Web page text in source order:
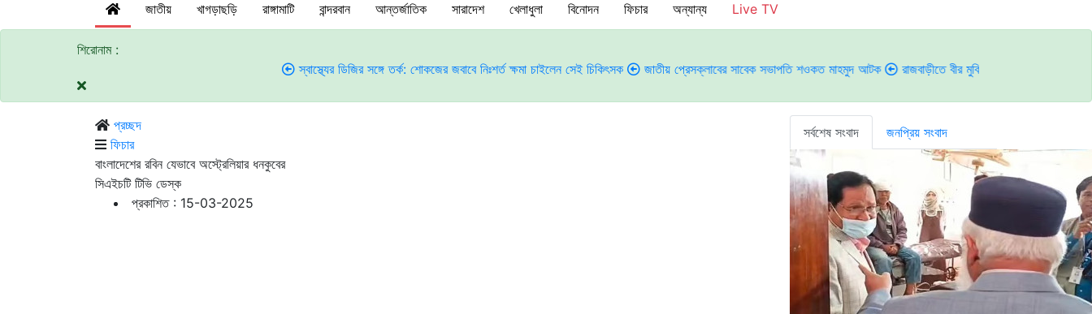
জাতীয় খাগড়াছড়ি রাঙ্গামাটি বান্দরবান আন্তর্জাতিক সারাদেশ খেলাধুলা বিনোদন ফিচার অন্যান্য Live TV
শিরোনাম :
স্বাস্থ্যের ডিজির সঙ্গে তর্ক: শোকজের জবাবে নিঃশর্ত ক্ষমা চাইলেন সেই চিকিৎসক
জাতীয় প্রেসক্লাবের সাবেক সভাপতি শওকত মাহমুদ আটক রাজবাড়ীতে বীর মুক্তিযোদ্ধাদের জন্য সংরক্ষিত কবরস্থানে
প্রচ্ছদ
ফিচার
বাংলাদেশের রবিন যেভাবে অস্ট্রেলিয়ার ধনকুবের
সিএইচটি টিভি ডেস্ক
প্রকাশিত : 15-03-2025
সর্বশেষ সংবাদ জনপ্রিয় সংবাদ